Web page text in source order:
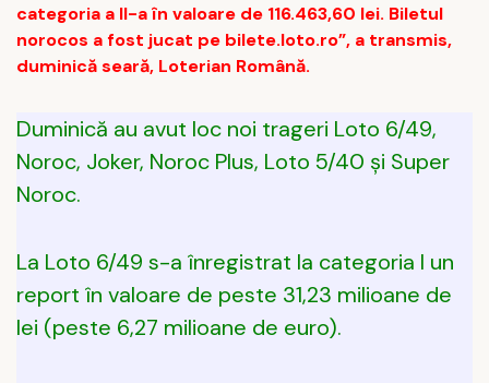
categoria a II-a în valoare de 116.463,60 lei. Biletul
norocos a fost jucat pe bilete.loto.ro”, a transmis,
duminică seară, Loterian Română.
Duminică au avut loc noi trageri Loto 6/49,
Noroc, Joker, Noroc Plus, Loto 5/40 şi Super
Noroc.
La Loto 6/49 s-a înregistrat la categoria I un
report în valoare de peste 31,23 milioane de
lei (peste 6,27 milioane de euro).